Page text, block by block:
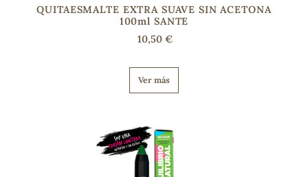
QUITAESMALTE EXTRA SUAVE SIN ACETONA
100ml SANTE
10,50 €
Ver más